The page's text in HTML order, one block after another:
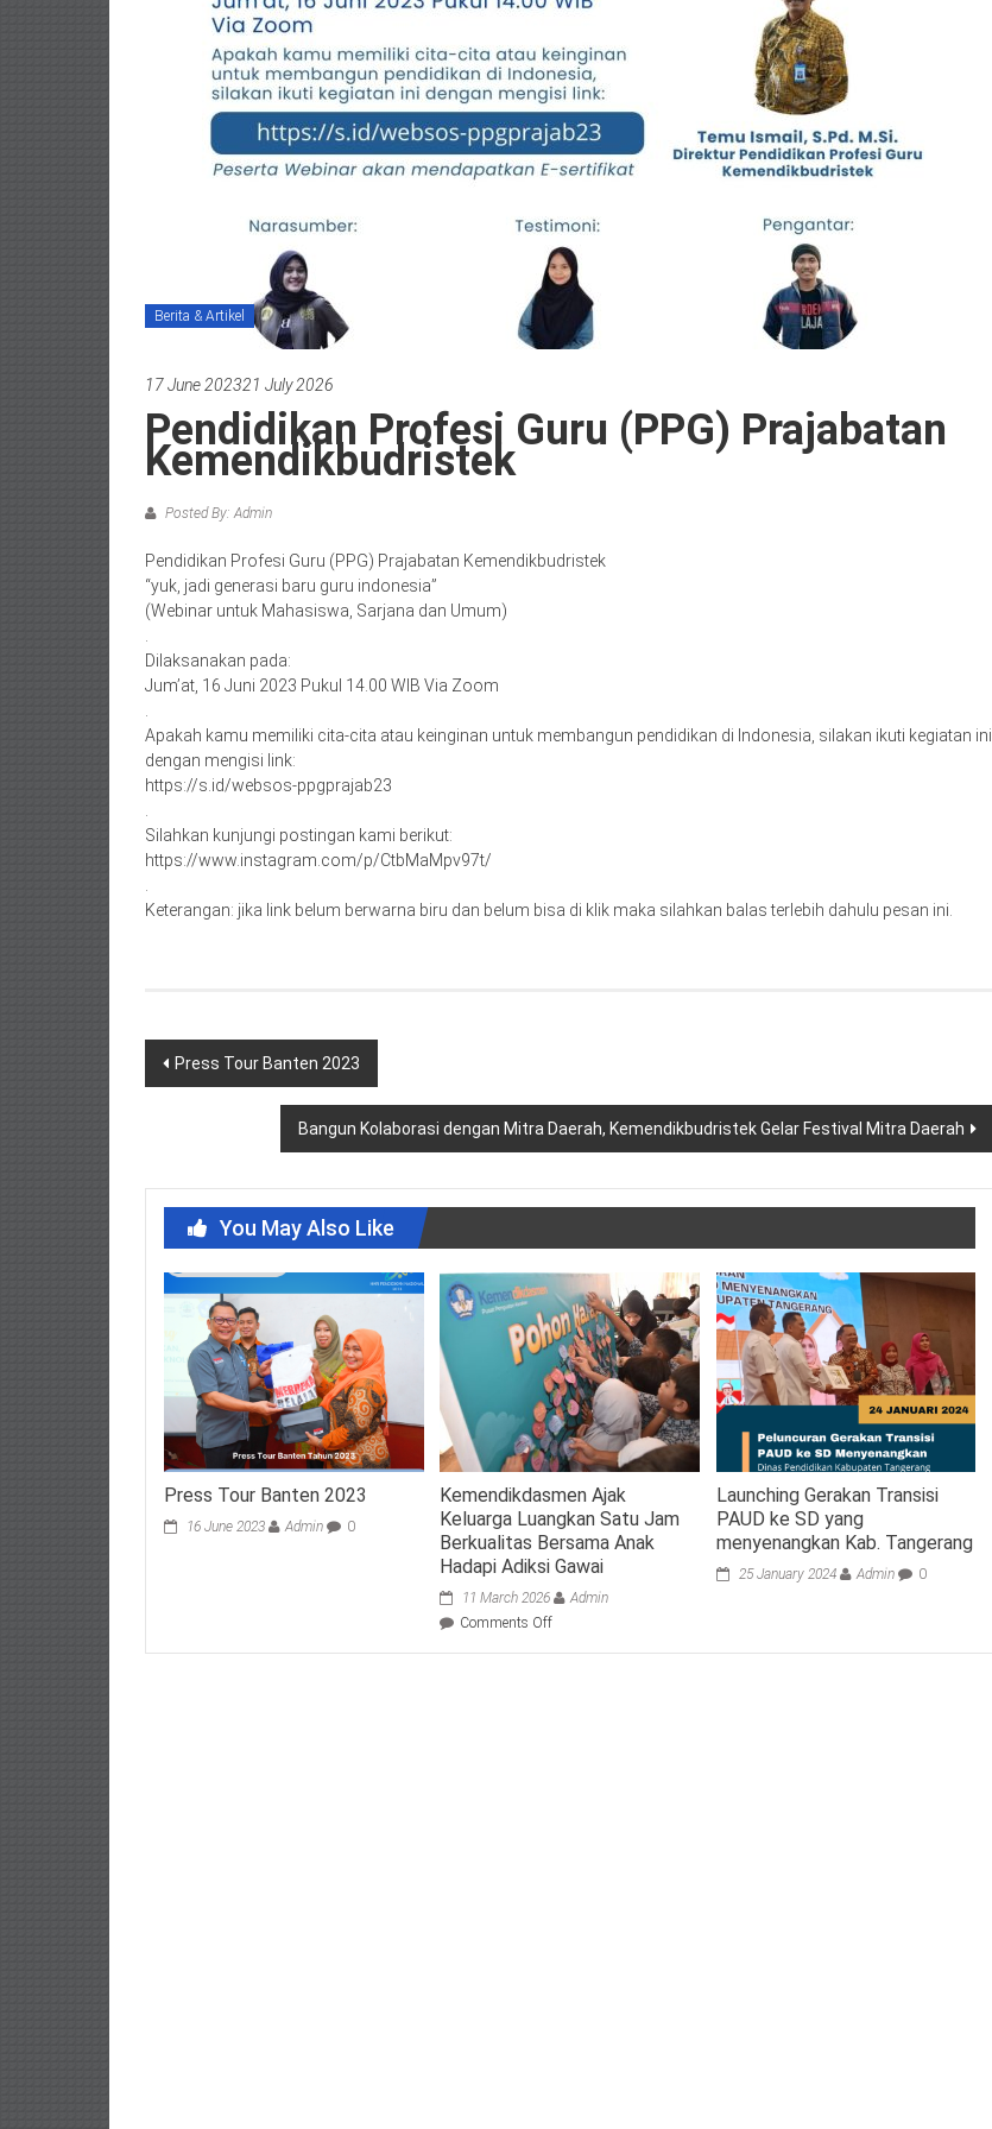
Berita & Artikel
17 June 202321 July 2026
Pendidikan Profesi Guru (PPG) Prajabatan
Kemendikbudristek
Posted By: Admin
Pendidikan Profesi Guru (PPG) Prajabatan Kemendikbudristek
“yuk, jadi generasi baru guru indonesia”
(Webinar untuk Mahasiswa, Sarjana dan Umum)
Dilaksanakan pada:
Jum’at, 16 Juni 2023 Pukul 14.00 WIB Via Zoom
Apakah kamu memiliki cita-cita atau keinginan untuk membangun pendidikan di Indonesia, silakan ikuti kegiatan ini
dengan mengisi link:
https://s.id/websos-ppgprajab23
Silahkan kunjungi postingan kami berikut:
https://www.instagram.com/p/CtbMaMpv97t/
Keterangan: jika link belum berwarna biru dan belum bisa di klik maka silahkan balas terlebih dahulu pesan ini.
Post
navigation
Press Tour Banten 2023
Bangun Kolaborasi dengan Mitra Daerah, Kemendikbudristek Gelar Festival Mitra Daerah
You May Also Like
Press Tour Banten 2023
16 June 2023 Admin 0
Kemendikdasmen Ajak
Keluarga Luangkan Satu Jam
Berkualitas Bersama Anak
Hadapi Adiksi Gawai
11 March 2026
Admin
Comments Offon
Launching Gerakan Transisi
PAUD ke SD yang
menyenangkan Kab. Tangerang
25 January 2024 Admin 0